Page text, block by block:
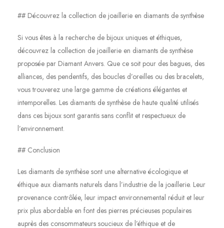
## Découvrez la collection de joaillerie en diamants de synthèse
Si vous êtes à la recherche de bijoux uniques et éthiques,
découvrez la collection de joaillerie en diamants de synthèse
proposée par Diamant Anvers. Que ce soit pour des bagues, des
alliances, des pendentifs, des boucles d’oreilles ou des bracelets,
vous trouverez une large gamme de créations élégantes et
intemporelles. Les diamants de synthèse de haute qualité utilisés
dans ces bijoux sont garantis sans conflit et respectueux de
l’environnement.
## Conclusion
Les diamants de synthèse sont une alternative écologique et
éthique aux diamants naturels dans l’industrie de la joaillerie. Leur
provenance contrôlée, leur impact environnemental réduit et leur
prix plus abordable en font des pierres précieuses populaires
auprès des consommateurs soucieux de l’éthique et de